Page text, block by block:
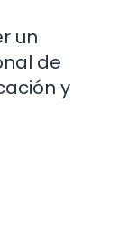
un
de
y